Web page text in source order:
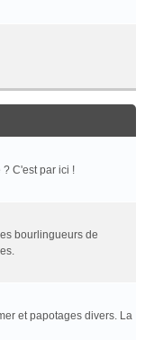
C'est par ici !
bourlingueurs de
et papotages divers. La